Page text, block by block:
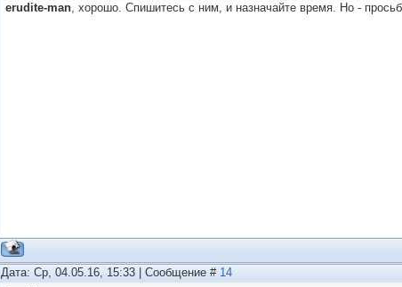
erudite-man, хорошо. Спишитесь с ним, и назначайте время. Но -
Дата: Ср, 04.05.16, 15:33 | Сообщение # 14